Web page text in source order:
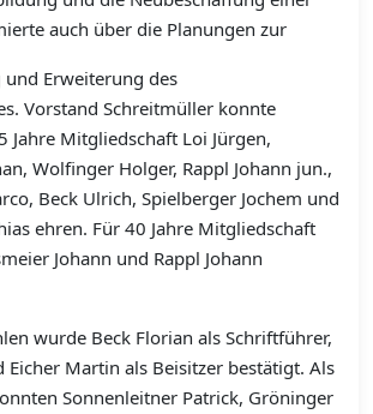
auch über die Planungen zur
Erweiterung des
Vorstand Schreitmüller konnte
Jahre Mitgliedschaft Loi Jürgen,
Wolfinger Holger, Rappl Johann jun.,
Beck Ulrich, Spielberger Jochem und
ehren. Für 40 Jahre Mitgliedschaft
Johann und Rappl Johann
wurde Beck Florian als Schriftführer,
Eicher Martin als Beisitzer bestätigt. Als
Sonnenleitner Patrick, Gröninger